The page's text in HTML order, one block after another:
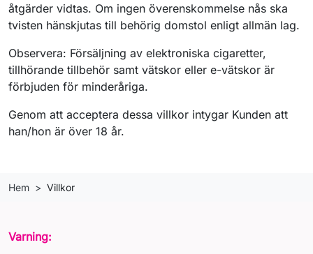
åtgärder vidtas. Om ingen överenskommelse nås ska
tvisten hänskjutas till behörig domstol enligt allmän lag.
Observera: Försäljning av elektroniska cigaretter,
tillhörande tillbehör samt vätskor eller e-vätskor är
förbjuden för minderåriga.
Genom att acceptera dessa villkor intygar Kunden att
han/hon är över 18 år.
Hem Villkor
Varning: